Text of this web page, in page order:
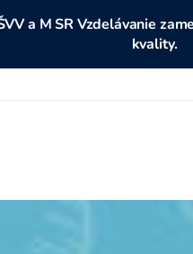
a M SR Vzdelávanie
kvality.